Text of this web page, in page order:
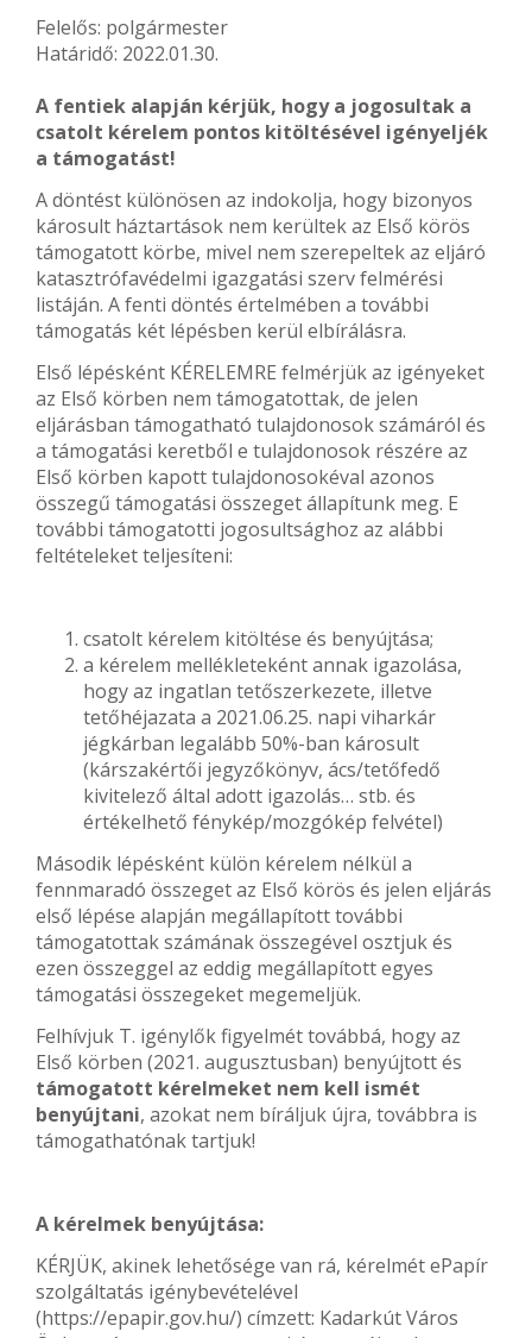
Felelős: polgármester
Határidő: 2022.01.30.
A fentiek alapján kérjük, hogy a jogosultak a
csatolt kérelem pontos kitöltésével igényeljék
a támogatást!
A döntést különösen az indokolja, hogy bizonyos
károsult háztartások nem kerültek az Első körös
támogatott körbe, mivel nem szerepeltek az eljáró
katasztrófavédelmi igazgatási szerv felmérési
listáján. A fenti döntés értelmében a további
támogatás két lépésben kerül elbírálásra.
Első lépésként KÉRELEMRE felmérjük az igényeket
az Első körben nem támogatottak, de jelen
eljárásban támogatható tulajdonosok számáról és
a támogatási keretből e tulajdonosok részére az
Első körben kapott tulajdonosokéval azonos
összegű támogatási összeget állapítunk meg. E
további támogatotti jogosultsághoz az alábbi
feltételeket teljesíteni:
csatolt kérelem kitöltése és benyújtása;
a kérelem mellékleteként annak igazolása,
hogy az ingatlan tetőszerkezete, illetve
tetőhéjazata a 2021.06.25. napi viharkár
jégkárban legalább 50%-ban károsult
(kárszakértői jegyzőkönyv, ács/tetőfedő
kivitelező által adott igazolás… stb. és
értékelhető fénykép/mozgókép felvétel)
Második lépésként külön kérelem nélkül a
fennmaradó összeget az Első körös és jelen eljárás
első lépése alapján megállapított további
támogatottak számának összegével osztjuk és
ezen összeggel az eddig megállapított egyes
támogatási összegeket megemeljük.
Felhívjuk T. igénylők figyelmét továbbá, hogy az
Első körben (2021. augusztusban) benyújtott és
támogatott kérelmeket nem kell ismét
benyújtani, azokat nem bíráljuk újra, továbbra is
támogathatónak tartjuk!
A kérelmek benyújtása:
KÉRJÜK, akinek lehetősége van rá, kérelmét ePapír
szolgáltatás igénybevételével
(https://epapir.gov.hu/) címzett: Kadarkút Város